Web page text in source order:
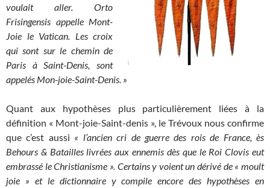
voulait aller. Orto
Frisingensis appelle Mont-
Joie le Vatican. Les croix
qui sont sur le chemin de
Paris à Saint-Denis, sont
appelés Mon-joie-Saint-Denis. »
Quant aux hypothèses plus particulièrement liées à la
définition « Mont-joie-Saint-denis », le Trévoux nous confirme
que c’est aussi « l’ancien cri de guerre des rois de France, ès
Behours & Batailles livrées aux ennemis dès que le Roi Clovis eut
embrassé le Christianisme ». Certains y voient un dérivé de « moult
joie » et le dictionnaire y compile encore des hypothèses en